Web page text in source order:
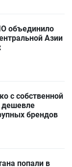
объединило
Азии
с собственной
брендов
попали в